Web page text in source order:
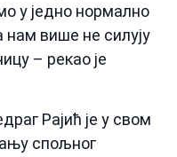
у једно нормално
више не силују
– рекао је
Рајић је у свом
спољног